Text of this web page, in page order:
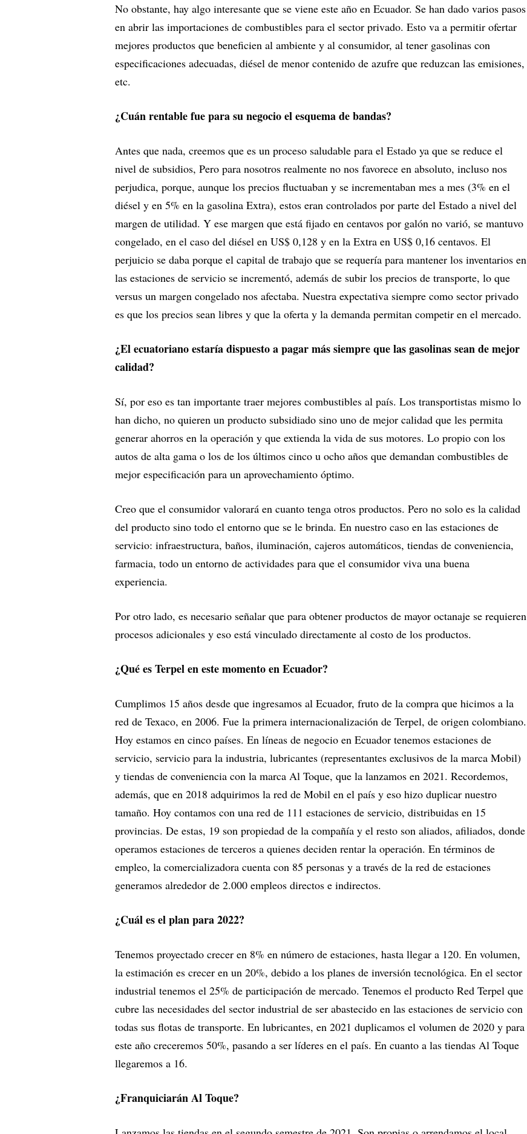
No obstante, hay algo interesante que se viene este año en Ecuador. Se han dado varios pasos
en abrir las importaciones de combustibles para el sector privado. Esto va a permitir ofertar
mejores productos que beneficien al ambiente y al consumidor, al tener gasolinas con
especificaciones adecuadas, diésel de menor contenido de azufre que reduzcan las emisiones,
etc.
¿Cuán rentable fue para su negocio el esquema de bandas?
Antes que nada, creemos que es un proceso saludable para el Estado ya que se reduce el
nivel de subsidios, Pero para nosotros realmente no nos favorece en absoluto, incluso nos
perjudica, porque, aunque los precios fluctuaban y se incrementaban mes a mes (3% en el
diésel y en 5% en la gasolina Extra), estos eran controlados por parte del Estado a nivel del
margen de utilidad. Y ese margen que está fijado en centavos por galón no varió, se mantuvo
congelado, en el caso del diésel en US$ 0,128 y en la Extra en US$ 0,16 centavos. El
perjuicio se daba porque el capital de trabajo que se requería para mantener los inventarios en
las estaciones de servicio se incrementó, además de subir los precios de transporte, lo que
versus un margen congelado nos afectaba. Nuestra expectativa siempre como sector privado
es que los precios sean libres y que la oferta y la demanda permitan competir en el mercado.
¿El ecuatoriano estaría dispuesto a pagar más siempre que las gasolinas sean de mejor
calidad?
Sí, por eso es tan importante traer mejores combustibles al país. Los transportistas mismo lo
han dicho, no quieren un producto subsidiado sino uno de mejor calidad que les permita
generar ahorros en la operación y que extienda la vida de sus motores. Lo propio con los
autos de alta gama o los de los últimos cinco u ocho años que demandan combustibles de
mejor especificación para un aprovechamiento óptimo.
Creo que el consumidor valorará en cuanto tenga otros productos. Pero no solo es la calidad
del producto sino todo el entorno que se le brinda. En nuestro caso en las estaciones de
servicio: infraestructura, baños, iluminación, cajeros automáticos, tiendas de conveniencia,
farmacia, todo un entorno de actividades para que el consumidor viva una buena
experiencia.
Por otro lado, es necesario señalar que para obtener productos de mayor octanaje se requieren
procesos adicionales y eso está vinculado directamente al costo de los productos.
¿Qué es Terpel en este momento en Ecuador?
Cumplimos 15 años desde que ingresamos al Ecuador, fruto de la compra que hicimos a la
red de Texaco, en 2006. Fue la primera internacionalización de Terpel, de origen colombiano.
Hoy estamos en cinco países. En líneas de negocio en Ecuador tenemos estaciones de
servicio, servicio para la industria, lubricantes (representantes exclusivos de la marca Mobil)
y tiendas de conveniencia con la marca Al Toque, que la lanzamos en 2021. Recordemos,
además, que en 2018 adquirimos la red de Mobil en el país y eso hizo duplicar nuestro
tamaño. Hoy contamos con una red de 111 estaciones de servicio, distribuidas en 15
provincias. De estas, 19 son propiedad de la compañía y el resto son aliados, afiliados, donde
operamos estaciones de terceros a quienes deciden rentar la operación. En términos de
empleo, la comercializadora cuenta con 85 personas y a través de la red de estaciones
generamos alrededor de 2.000 empleos directos e indirectos.
¿Cuál es el plan para 2022?
Tenemos proyectado crecer en 8% en número de estaciones, hasta llegar a 120. En volumen,
la estimación es crecer en un 20%, debido a los planes de inversión tecnológica. En el sector
industrial tenemos el 25% de participación de mercado. Tenemos el producto Red Terpel que
cubre las necesidades del sector industrial de ser abastecido en las estaciones de servicio con
todas sus flotas de transporte. En lubricantes, en 2021 duplicamos el volumen de 2020 y para
este año creceremos 50%, pasando a ser líderes en el país. En cuanto a las tiendas Al Toque
llegaremos a 16.
¿Franquiciarán Al Toque?